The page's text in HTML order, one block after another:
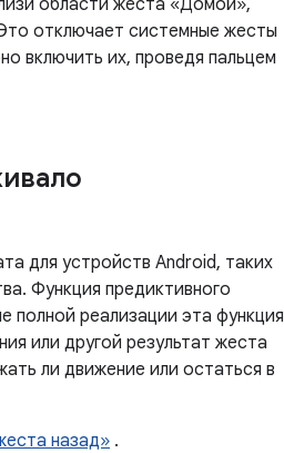
области жеста «Домой»,
отключает системные жесты
включить их, проведя пальцем
для устройств Android, таких
Функция предиктивного
полной реализации эта функция
или другой результат жеста
ли движение или остаться в
назад» .